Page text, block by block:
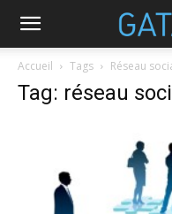
Accueil Tags Réseau
Tag: réseau